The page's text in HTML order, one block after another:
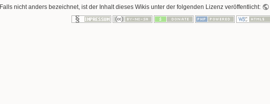
Falls nicht anders bezeichnet, ist der Inhalt dieses Wikis unter der folgenden Lizenz veröffentlicht: